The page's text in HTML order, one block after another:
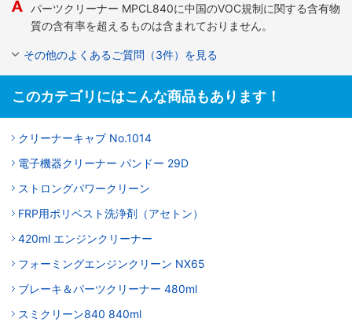
パーツクリーナー MPCL840に中国のVOC規制に関する含有物
質の含有率を超えるものは含まれておりません。
その他のよくあるご質問（3件）を見る
このカテゴリにはこんな商品もあります！
クリーナーキャブ No.1014
電子機器クリーナー パンドー 29D
ストロングパワークリーン
FRP用ポリベスト洗浄剤（アセトン）
420ml エンジンクリーナー
フォーミングエンジンクリーン NX65
ブレーキ＆パーツクリーナー 480ml
スミクリーン840 840ml